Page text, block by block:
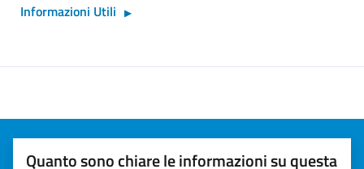
Informazioni Utili
Quanto sono chiare le informazioni su questa